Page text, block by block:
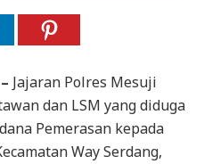
Jajaran Polres Mesuji
dan LSM yang diduga
Pemerasan kepada
Way Serdang,